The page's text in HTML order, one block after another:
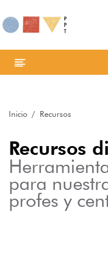
Inicio Recursos
Recursos
para
profes y